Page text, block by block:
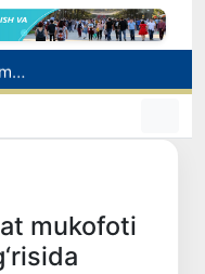
Kredit va moliyaviy xizmatlar reklamasiga ogohlantirish talabi kiritiladi
mukofoti